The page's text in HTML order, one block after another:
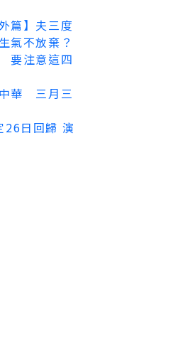
篇】夫三度
氣不放棄？
要注意這四
華 三月三
日回歸 演